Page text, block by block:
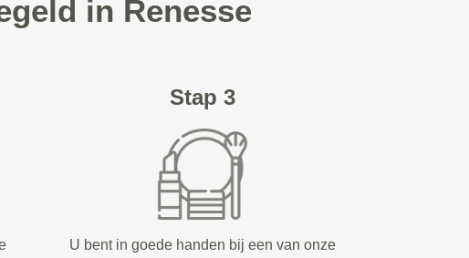
in Renesse
Stap 3
U bent in goede handen bij een van onze